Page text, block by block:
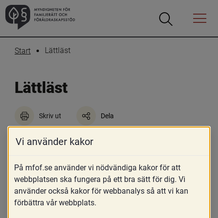
Öppna
Öppna
Menyn
Start Lättläst
Lättläst
Skriv ut Dela
Välkommen till MFoF
MFoF står för Myndigheten för familjerätt
och
föräldraskapsstöd. Det är en statlig
myndighet.
Vi använder kakor
På mfof.se använder vi nödvändiga kakor för att
webbplatsen ska fungera på ett bra sätt för dig. Vi
använder också kakor för webbanalys så att vi kan
förbättra vår webbplats.